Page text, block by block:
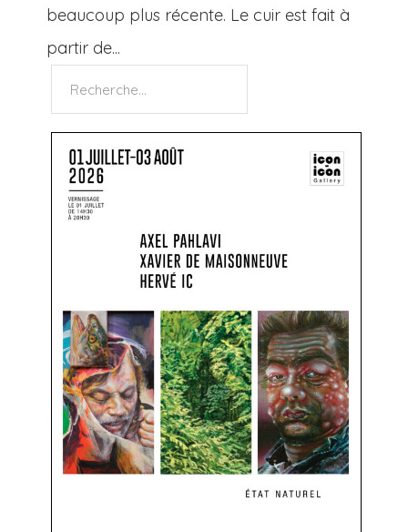
beaucoup plus récente. Le cuir est fait à
partir de...
Rechercher